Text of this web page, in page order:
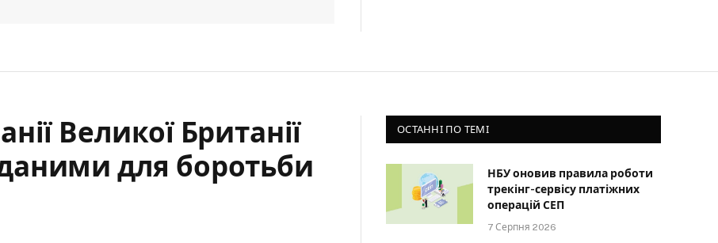
Великої Британії
для боротьби
ОСТАННІ ПО ТЕМІ
НБУ оновив правила роботи
трекінг-сервісу платіжних
операцій СЕП
7 Серпня 2026